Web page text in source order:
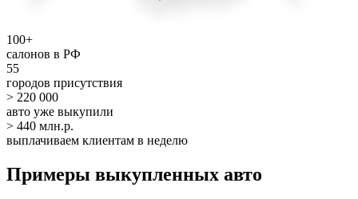
100+
салонов в РФ
55
городов присутствия
> 220 000
авто уже выкупили
> 440 млн.р.
выплачиваем клиентам в неделю
Примеры выкупленных авто